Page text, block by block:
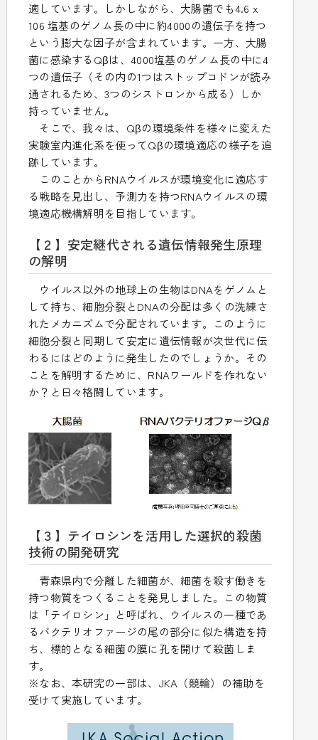
適しています。しかしながら、大腸菌でも4.6 x
106 塩基のゲノム長の中に約4000の遺伝子を持つ
という膨大な因子が含まれています。一方、大腸
菌に感染するQβは、4000塩基のゲノム長の中に4
つの遺伝子（その内の1つはストップコドンが読み
通されるため、3つのシストロンから成る）しか
持っていません。
そこで、我々は、Qβの環境条件を様々に変えた
実験室内進化系を使ってQβの環境適応の様子を追
跡しています。
このことからRNAウイルスが環境変化に適応す
る戦略を見出し、予測力を持つRNAウイルスの環
境適応機構解明を目指しています。
【２】安定継代される遺伝情報発生原理
の解明
ウイルス以外の地球上の生物はDNAをゲノムと
して持ち、細胞分裂とDNAの分配は多くの洗練さ
れたメカニズムで分配されています。このように
細胞分裂と同期して安定に遺伝情報が次世代に伝
わるにはどのように発生したのでしょうか。その
ことを解明するために、RNAワールドを作れない
か？と日々格闘しています。
【３】テイロシンを活用した選択的殺菌
技術の開発研究
青森県内で分離した細菌が、細菌を殺す働きを
持つ物質をつくることを発見しました。この物質
は「テイロシン」と呼ばれ、ウイルスの一種であ
るバクテリオファージの尾の部分に似た構造を持
ち、標的となる細菌の膜に孔を開けて殺菌しま
す。
※なお、本研究の一部は、JKA（競輪）の補助を
受けて実施しています。